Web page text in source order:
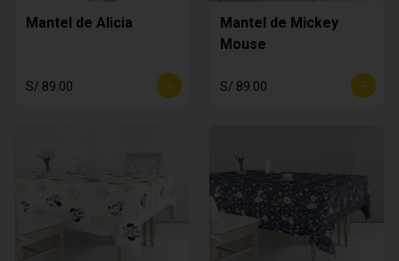
Mantel de Alicia
S/ 89.00
Mantel de Mickey
Mouse
S/ 89.00